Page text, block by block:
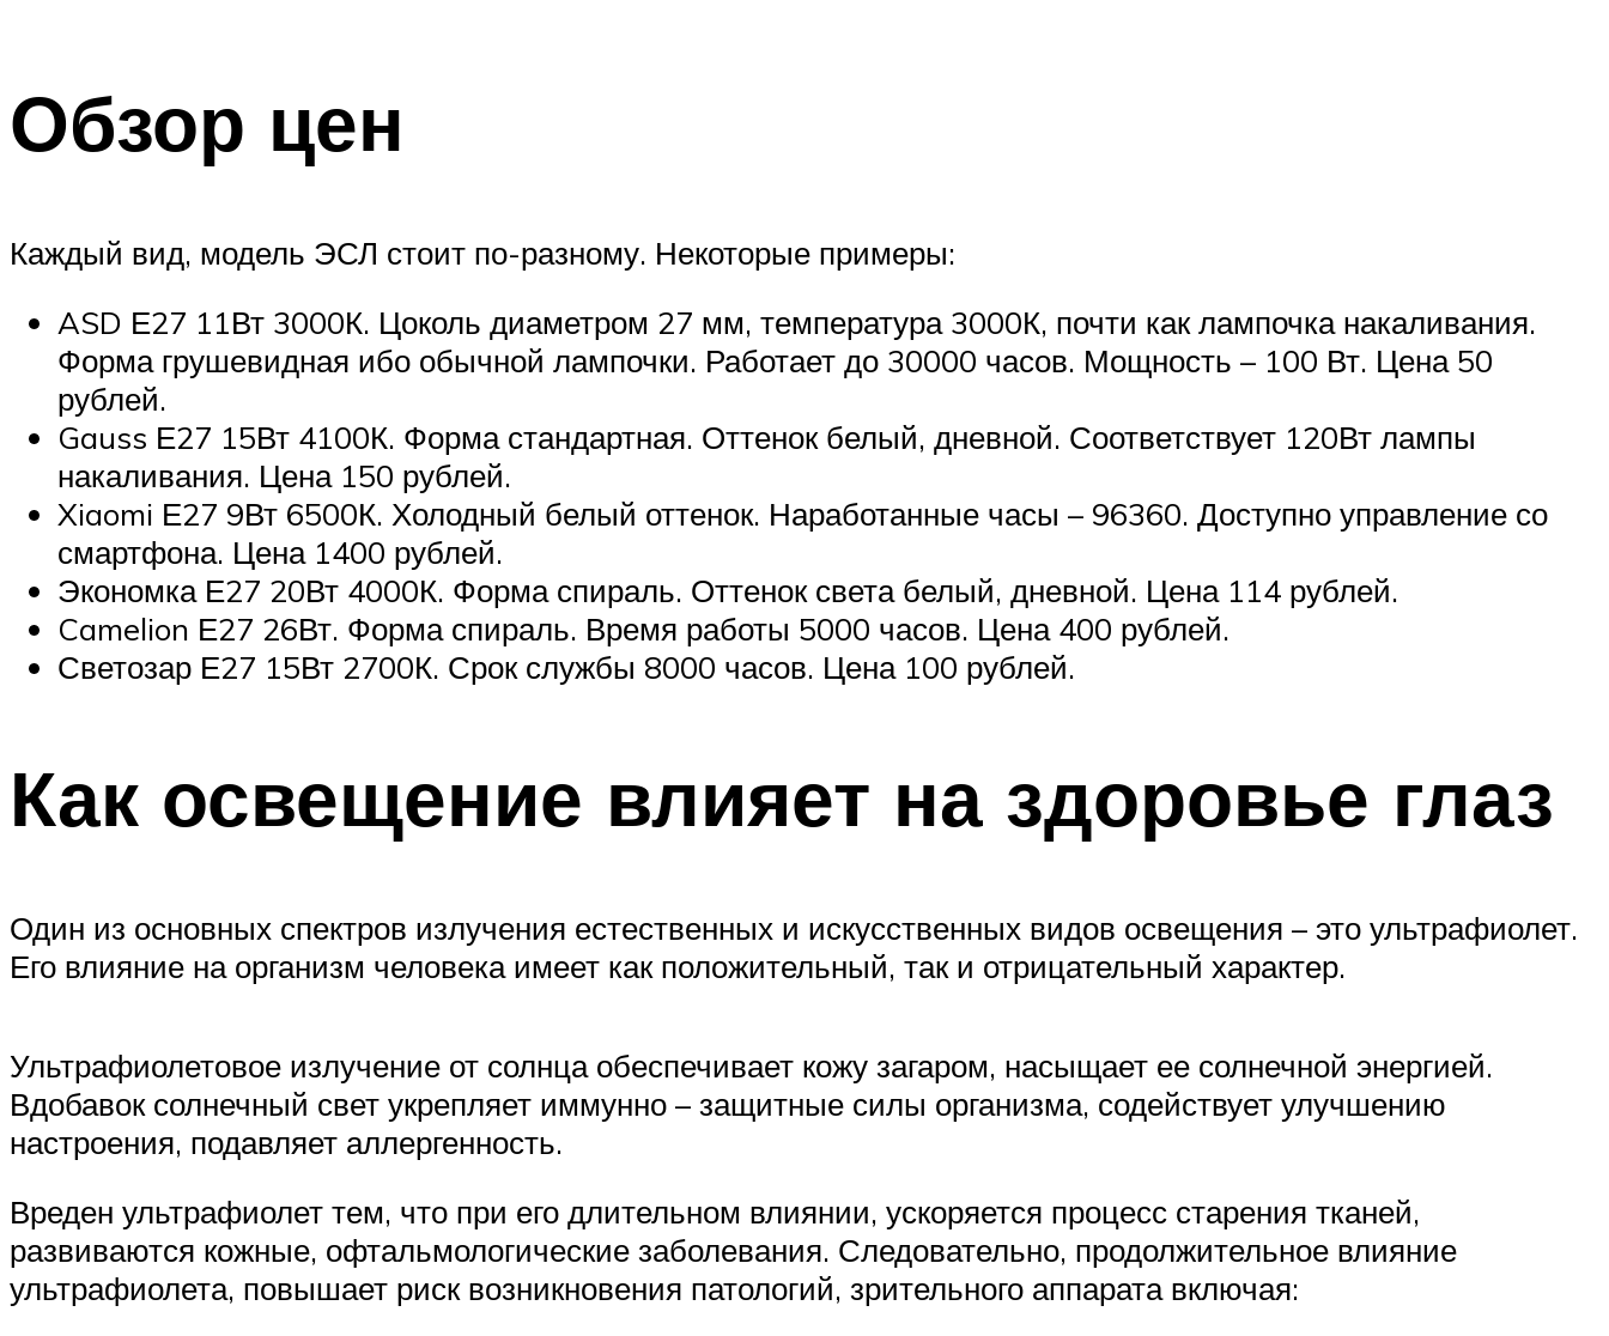
Обзор цен
Каждый вид, модель ЭСЛ стоит по-разному. Некоторые примеры:
ASD Е27 11Вт 3000К. Цоколь диаметром 27 мм, температура 3000К, почти как лампочка накаливания.
Форма грушевидная ибо обычной лампочки. Работает до 30000 часов. Мощность – 100 Вт. Цена 50
рублей.
Gauss Е27 15Вт 4100К. Форма стандартная. Оттенок белый, дневной. Соответствует 120Вт лампы
накаливания. Цена 150 рублей.
Xiaomi Е27 9Вт 6500К. Холодный белый оттенок. Наработанные часы – 96360. Доступно управление со
смартфона. Цена 1400 рублей.
Экономка Е27 20Вт 4000К. Форма спираль. Оттенок света белый, дневной. Цена 114 рублей.
Camelion Е27 26Вт. Форма спираль. Время работы 5000 часов. Цена 400 рублей.
Светозар Е27 15Вт 2700К. Срок службы 8000 часов. Цена 100 рублей.
Как освещение влияет на здоровье глаз
Один из основных спектров излучения естественных и искусственных видов освещения – это ультрафиолет.
Его влияние на организм человека имеет как положительный, так и отрицательный характер.
Ультрафиолетовое излучение от солнца обеспечивает кожу загаром, насыщает ее солнечной энергией.
Вдобавок солнечный свет укрепляет иммунно – защитные силы организма, содействует улучшению
настроения, подавляет аллергенность.
Вреден ультрафиолет тем, что при его длительном влиянии, ускоряется процесс старения тканей,
развиваются кожные, офтальмологические заболевания. Следовательно, продолжительное влияние
ультрафиолета, повышает риск возникновения патологий, зрительного аппарата включая: